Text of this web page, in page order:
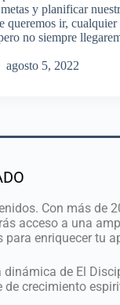
y planificar
queremos ir,
no siempre
agosto 5, 2022
Con más de
acceso a una
enriquecer tu
dinámica de El
de crecimiento